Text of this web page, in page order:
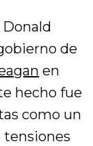
de
en
hecho fue
como un
tensiones